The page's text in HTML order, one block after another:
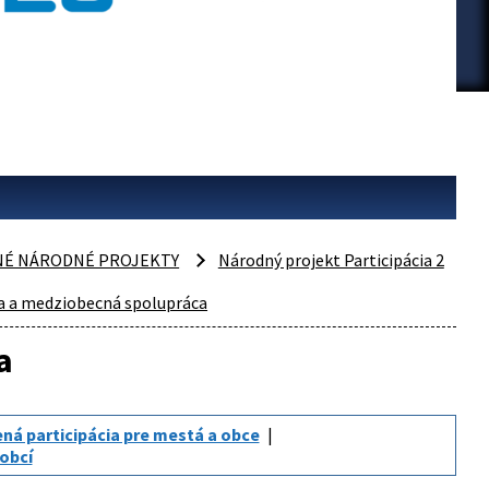
NÁRODNÉ PROJEKTY
Národný projekt Participácia 2
a medziobecná spolupráca
participácia pre mestá a obce